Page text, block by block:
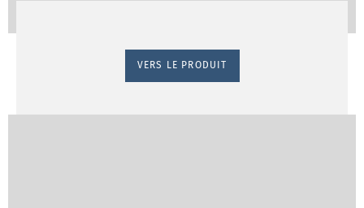
VERS LE PRODUIT